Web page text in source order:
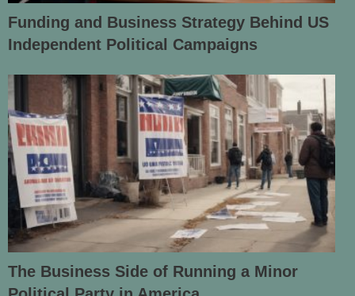
Funding and Business Strategy Behind US
Independent Political Campaigns
The Business Side of Running a Minor